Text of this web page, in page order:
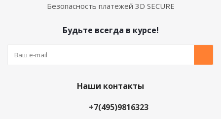
Безопасность платежей 3D SECURE
Будьте всегда в курсе!
Наши контакты
+7(495)9816323